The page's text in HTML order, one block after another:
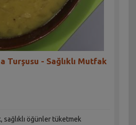
Turşusu - Sağlıklı Mutfak
sağlıklı öğünler tüketmek